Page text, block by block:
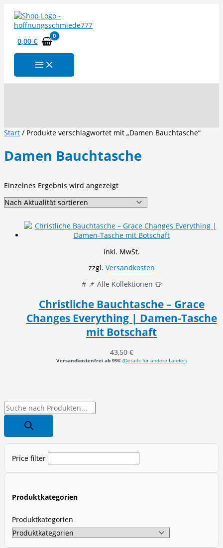
Inhalt
springen
0,00€
P
o
d
c
Price filter
Produktkategorien
Produktkategorien
Start / Produkte verschlagwortet mit „Damen Bauchtasche“
Damen Bauchtasche
Einzelnes Ergebnis wird angezeigt
inkl. MwSt.
zzgl. Versandkosten
# 📌 Alle Kollektionen 👕
Christliche Bauchtasche – Grace
Changes Everything | Damen-Tasche
mit Botschaft
43,50 €
Versandkostenfrei ab 99€ (Details für andere Länder)